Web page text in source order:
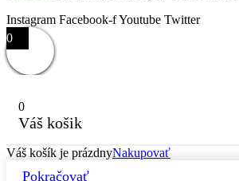
Instagram Facebook-fYoutube Twitter
0
0
Váš košik
Váš košík je prázdnyNakupovať
Pokračovať